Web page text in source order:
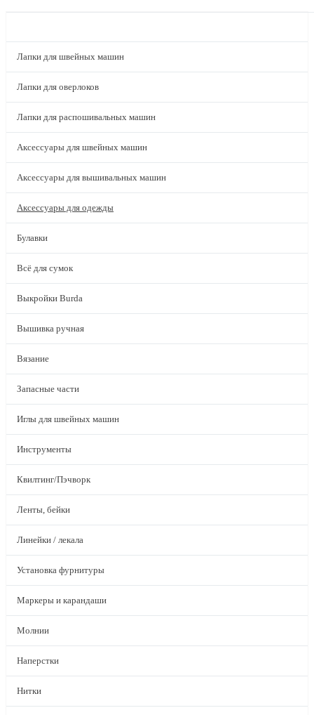
Лапки для швейных машин
Лапки для оверлоков
Лапки для распошивальных машин
Аксессуары для швейных машин
Аксессуары для вышивальных машин
Аксессуары для одежды
Булавки
Всё для сумок
Выкройки Burda
Вышивка ручная
Вязание
Запасные части
Иглы для швейных машин
Инструменты
Квилтинг/Пэчворк
Ленты, бейки
Линейки / лекала
Установка фурнитуры
Маркеры и карандаши
Молнии
Наперстки
Нитки